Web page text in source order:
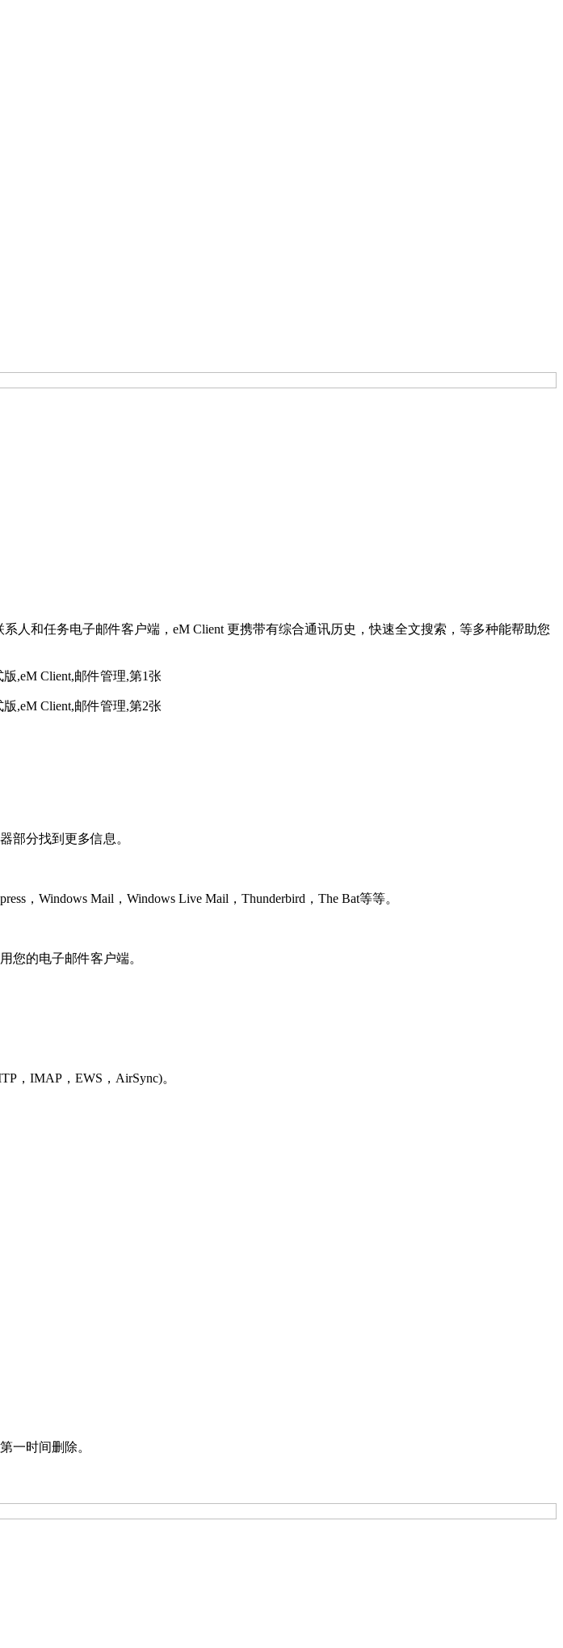
人和任务电子邮件客户端，eM Client 更携带有综合通讯历史，快速全文搜索，等多种能帮助您
部分找到更多信息。
，Windows Mail，Windows Live Mail，Thunderbird，The Bat等等。
您的电子邮件客户端。
，IMAP，EWS，AirSync)。
一时间删除。